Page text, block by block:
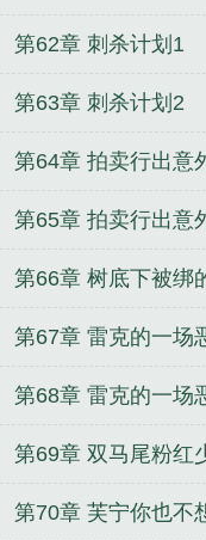
第62章 刺杀计划1
第63章 刺杀计划2
第64章 拍卖行出意
第65章 拍卖行出意
第66章 树底下被绑
第67章 雷克的一场
第68章 雷克的一场
第69章 双马尾粉红
第70章 芙宁你也不